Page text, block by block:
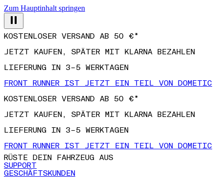
Zum Hauptinhalt springen
JETZT KAUFEN, SPÄTER MIT KLARNA BEZAHLEN
LIEFERUNG IN 3–5 WERKTAGEN
FRONT RUNNER IST JETZT EIN TEIL VON DOMETIC
KOSTENLOSER VERSAND AB 50 €*
JETZT KAUFEN, SPÄTER MIT KLARNA BEZAHLEN
LIEFERUNG IN 3–5 WERKTAGEN
FRONT RUNNER IST JETZT EIN TEIL VON DOMETIC
RÜSTE DEIN FAHRZEUG AUS
SUPPORT
GESCHÄFTSKUNDEN